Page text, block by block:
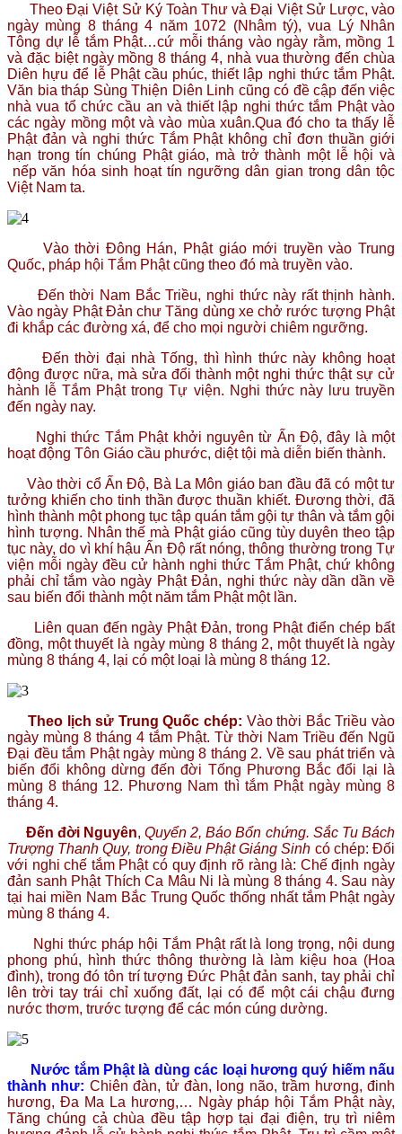
Theo Đại Việt Sử Ký Toàn Thư và Đại Việt Sử Lược, vào
ngày mùng 8 tháng 4 năm 1072 (Nhâm tý), vua Lý Nhân
Tông dự lễ tắm Phật…cứ mỗi tháng vào ngày rằm, mồng 1
và đặc biệt ngày mồng 8 tháng 4, nhà vua thường đến chùa
Diên hựu để lễ Phật cầu phúc, thiết lập nghi thức tắm Phật.
Văn bia tháp Sùng Thiện Diên Linh cũng có đề cập đến việc
nhà vua tổ chức cầu an và thiết lập nghi thức tắm Phật vào
các ngày mồng một và vào mùa xuân.Qua đó cho ta thấy lễ
Phật đản và nghi thức Tắm Phật không chỉ đơn thuần giới
hạn trong tín chúng Phật giáo, mà trở thành một lễ hội và
nếp văn hóa sinh hoạt tín ngưỡng dân gian trong dân tộc
Việt Nam ta.
Vào thời Đông Hán, Phật giáo mới truyền vào Trung
Quốc, pháp hội Tắm Phật cũng theo đó mà truyền vào.
Đến thời Nam Bắc Triều, nghi thức này rất thịnh hành.
Vào ngày Phật Đản chư Tăng dùng xe chở rước tượng Phật
đi khắp các đường xá, để cho mọi người chiêm ngưỡng.
Đến thời đại nhà Tống, thì hình thức này không hoạt
động được nữa, mà sửa đổi thành một nghi thức thật sự cử
hành lễ Tắm Phật trong Tự viện. Nghi thức này lưu truyền
đến ngày nay.
Nghi thức Tắm Phật khởi nguyên từ Ấn Độ, đây là một
hoạt động Tôn Giáo cầu phước, diệt tội mà diễn biến thành.
Vào thời cổ Ấn Độ, Bà La Môn giáo ban đầu đã có một tư
tưởng khiến cho tinh thần được thuần khiết. Đương thời, đã
hình thành một phong tục tập quán tắm gội tự thân và tắm gội
hình tượng. Nhân thế mà Phật giáo cũng tùy duyên theo tập
tục này, do vì khí hậu Ấn Độ rất nóng, thông thường trong Tự
viện mỗi ngày đều cử hành nghi thức Tắm Phật, chứ không
phải chỉ tắm vào ngày Phật Đản, nghi thức này dần dần về
sau biến đổi thành một năm tắm Phật một lần.
Liên quan đến ngày Phật Đản, trong Phật điển chép bất
đồng, một thuyết là ngày mùng 8 tháng 2, một thuyết là ngày
mùng 8 tháng 4, lại có một loại là mùng 8 tháng 12.
Theo lịch sử Trung Quốc chép: Vào thời Bắc Triều vào
ngày mùng 8 tháng 4 tắm Phật. Từ thời Nam Triều đến Ngũ
Đại đều tắm Phật ngày mùng 8 tháng 2. Về sau phát triển và
biến đổi không dừng đến đời Tống Phương Bắc đổi lại là
mùng 8 tháng 12. Phương Nam thì tắm Phật ngày mùng 8
tháng 4.
Đến đời Nguyên,Quyển 2, Báo Bổn chứng. Sắc Tu Bách
Trượng Thanh Quy, trong Điều Phật Giáng Sinh có chép: Đối
với nghi chế tắm Phật có quy định rõ ràng là: Chế định ngày
đản sanh Phật Thích Ca Mâu Ni là mùng 8 tháng 4. Sau này
tại hai miền Nam Bắc Trung Quốc thống nhất tắm Phật ngày
mùng 8 tháng 4.
Nghi thức pháp hội Tắm Phật rất là long trọng, nội dung
phong phú, hình thức thông thường là làm kiệu hoa (Hoa
đình), trong đó tôn trí tượng Đức Phật đản sanh, tay phải chỉ
lên trời tay trái chỉ xuống đất, lại có để một cái chậu đưng
nước thơm, trước tượng để các món cúng dường.
Nước tắm Phật là dùng các loại hương quý hiếm nấu
thành như: Chiên đàn, tử đàn, long não, trầm hương, đinh
hương, Đa Ma La hương,… Ngày pháp hội Tắm Phật này,
Tăng chúng cả chùa đều tập hợp tại đại điện, trụ trì niêm